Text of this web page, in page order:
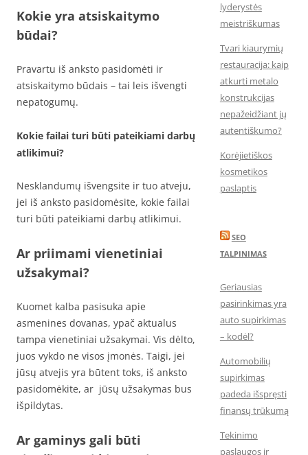
Kokie yra atsiskaitymo
būdai?
Pravartu iš anksto pasidomėti ir
atsiskaitymo būdais – tai leis išvengti
nepatogumų.
Kokie failai turi būti pateikiami darbų
atlikimui?
Nesklandumų išvengsite ir tuo atveju,
jei iš anksto pasidomėsite, kokie failai
turi būti pateikiami darbų atlikimui.
Ar priimami vienetiniai
užsakymai?
Kuomet kalba pasisuka apie
asmenines dovanas, ypač aktualus
tampa vienetiniai užsakymai. Vis dėlto,
juos vykdo ne visos įmonės. Taigi, jei
jūsų atvejis yra būtent toks, iš anksto
pasidomėkite, ar jūsų užsakymas bus
išpildytas.
Ar gaminys gali būti
lyderystės
meistriškumas
Tvari kiaurymių
restauracija: kaip
atkurti metalo
konstrukcijas
nepažeidžiant jų
autentiškumo?
Korėjietiškos
kosmetikos
paslaptis
SEO
TALPINIMAS
Geriausias
pasirinkimas yra
auto supirkimas
– kodėl?
Automobilių
supirkimas
padeda išspręsti
finansų trūkumą
Tekinimo
paslaugos ir